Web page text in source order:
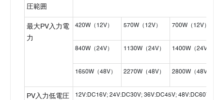
圧範囲
最大PV入力電
力
420W（12V） 570W（12V） 700W（12V）
840W（24V） 1130W（24V） 1400W（24V）
1650W（48V） 2270W（48V） 2800W（48V）
PV入力低電圧
12V:DC16V; 24V:DC30V; 36V:DC45V; 48V:DC60V;